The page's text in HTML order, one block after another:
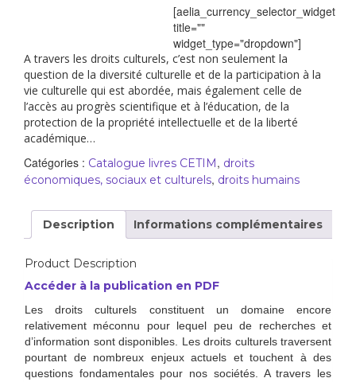
[aelia_currency_selector_widget
title=""
widget_type="dropdown"]
A travers les droits culturels, c’est non seulement la
question de la diversité culturelle et de la participation à la
vie culturelle qui est abordée, mais également celle de
l’accès au progrès scientifique et à l’éducation, de la
protection de la propriété intellectuelle et de la liberté
académique…
Catégories : Catalogue livres CETIM , droits
économiques, sociaux et culturels, droits humains
Description Informations complémentaires
Product Description
Accéder à la publication en PDF
Les droits culturels constituent un domaine encore
relativement méconnu pour lequel peu de recherches et
d’information sont disponibles. Les droits culturels traversent
pourtant de nombreux enjeux actuels et touchent à des
questions fondamentales pour nos sociétés. A travers les